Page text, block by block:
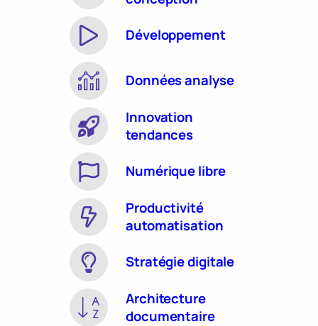
Développement
Données analyse
Innovation
tendances
Numérique libre
Productivité
automatisation
Stratégie digitale
Architecture
documentaire